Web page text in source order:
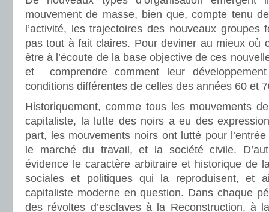
mouvement de masse, bien que, compte tenu
l’activité, les trajectoires des nouveaux
pas tout à fait claires. Pour deviner au mieux où
être à l’écoute de la base objective de ces
et comprendre comment leur
conditions différentes de celles des années 60 et
Historiquement, comme tous les mouvements
capitaliste, la lutte des noirs a eu des
part, les mouvements noirs ont lutté pour
le marché du travail, et la société civile.
évidence le caractère arbitraire et historique de
sociales et politiques qui la reproduisent, et
capitaliste moderne en question. Dans chaque
des révoltes d’esclaves à la Reconstruction, à